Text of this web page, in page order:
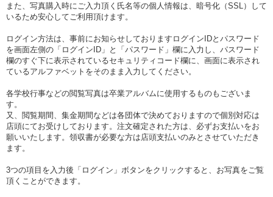
また、写真購入時にご入力頂く氏名等の個人情報は、暗号化（SSL）して
いるため安心してご利用頂けます。
ログイン方法は、事前にお知らせしておりますログインIDとパスワード
を画面左側の「ログインID」と「パスワード」欄に入力し、パスワード
欄のすぐ下に表示されているセキュリティコード欄に、画面に表示され
ているアルファベットをそのまま入力してください。
各学校行事などの閲覧写真は卒業アルバムに使用するものもございま
す。
又、閲覧期間、集金期間などは各団体で決めておりますので個別対応は
店頭にてお受けしております。注文確定された方は、必ずお支払いをお
願いいたします。領収書が必要な方は店頭支払いのみとさせていただき
ます。
3つの項目を入力後「ログイン」ボタンをクリックすると、お写真をご覧
頂くことができます。